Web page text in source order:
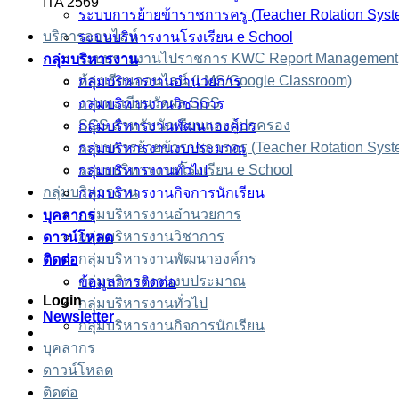
บริการออนไลน์
ระบบรายงานไปราชการ KWC Report Management
ห้องเรียนออนไลน์ (LMS/Google Classroom)
งานทะเบียนวัดผล SGS
SGS สำหรับนักเรียนและผู้ปกครอง
ระบบการย้ายข้าราชการครู (Teacher Rotation
ระบบบริหารงานโรงเรียน e School
กลุ่มบริหารงาน
กลุ่มบริหารงานอำนวยการ
กลุ่มบริหารงานวิชาการ
กลุ่มบริหารงานพัฒนาองค์กร
กลุ่มบริหารงานงบประมาณ
กลุ่มบริหารงานทั่วไป
กลุ่มบริหารงานกิจการนักเรียน
บุคลากร
ดาวน์โหลด
ติดต่อ
ระบบการย้ายข้าราชการครู (Teacher Rotation
ระบบบริหารงานโรงเรียน e School
กลุ่มบริหารงาน
กลุ่มบริหารงานอำนวยการ
กลุ่มบริหารงานวิชาการ
กลุ่มบริหารงานพัฒนาองค์กร
กลุ่มบริหารงานงบประมาณ
กลุ่มบริหารงานทั่วไป
กลุ่มบริหารงานกิจการนักเรียน
บุคลากร
ดาวน์โหลด
ติดต่อ
ข้อมูลการติดต่อ
Login
Newsletter